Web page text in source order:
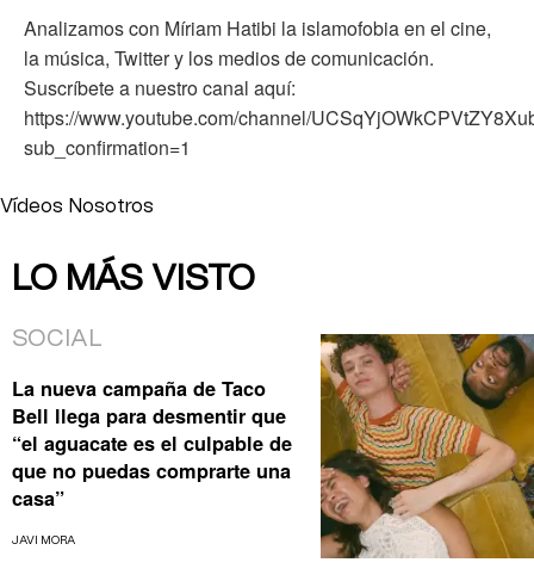
Analizamos con Míriam Hatibi la islamofobia en el cine,
la música, Twitter y los medios de comunicación.
Suscríbete a nuestro canal aquí:
https://www.youtube.com/channel/
sub_confirmation=1
Vídeos Nosotros
LO MÁS VISTO
SOCIAL
La nueva campaña de Taco
Bell llega para desmentir que
“el aguacate es el culpable de
que no puedas comprarte una
casa”
JAVI MORA